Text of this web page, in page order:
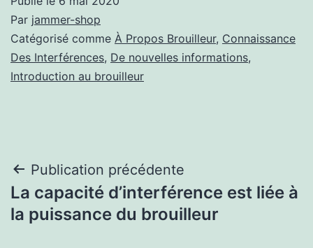
Par jammer-shop
Catégorisé comme À Propos Brouilleur, Connaissance
Des Interférences, De nouvelles informations,
Introduction au brouilleur
Navigation
de
Publication précédente
La capacité d’interférence est liée à
la puissance du brouilleur